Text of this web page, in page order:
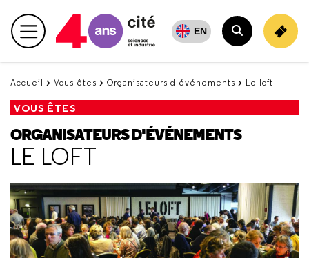
en
haut Menu principal EN
Rechercher
Accueil Vous êtes Organisateurs d'événements Le loft
VOUS ÊTES
ORGANISATEURS D'ÉVÉNEMENTS
LE LOFT